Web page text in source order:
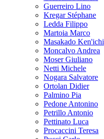
Guerreiro Lino
Kregar Stéphane
Ledda Filippo
Martoia Marco
Masakado Ken'ichi
Moncalvo Andrea
Moser Giuliano
Netti Michele
Nogara Salvatore
Ortolan Didier
Palmino Pia
Pedone Antonino
Petrillo Antonio
Pettinato Luca
Procaccini Teresa